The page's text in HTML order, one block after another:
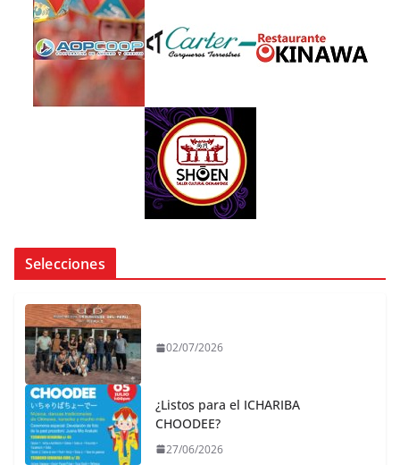
Selecciones
02/07/2026
¿Listos para el ICHARIBA
CHOODEE?
27/06/2026